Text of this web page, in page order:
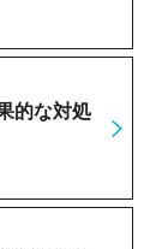
的な対処